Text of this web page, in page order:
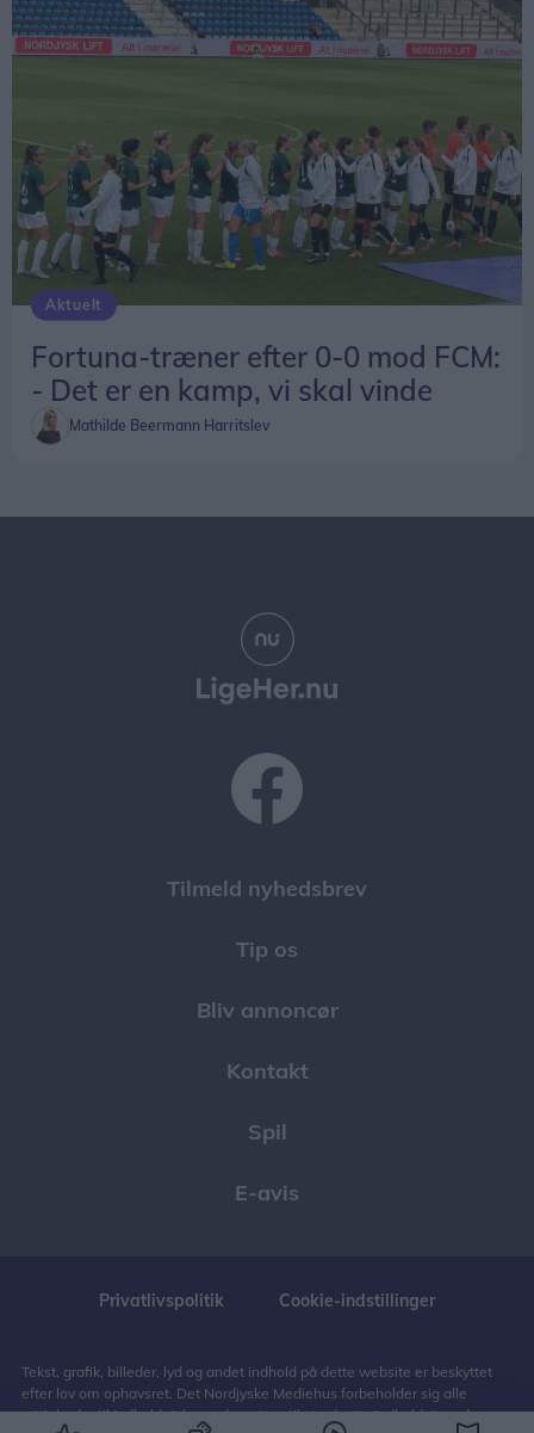
Aktuelt
Fortuna-træner efter 0-0 mod FCM:
- Det er en kamp, vi skal vinde
Mathilde Beermann Harritslev
Tilmeld nyhedsbrev
Tip os
Bliv annoncør
Kontakt
Spil
E-avis
Privatlivspolitik Cookie-indstillinger
Tekst, grafik, billeder, lyd og andet indhold på dette website er beskyttet
efter lov om ophavsret. Det Nordjyske Mediehus forbeholder sig alle
rettigheder til indholdet, herunder retten til at udnytte indholdet med